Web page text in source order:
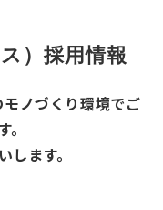
）採用情報
ノづくり環境でご
ます。